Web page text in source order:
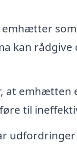
emhætter
kan rådgive
at emhætten
til